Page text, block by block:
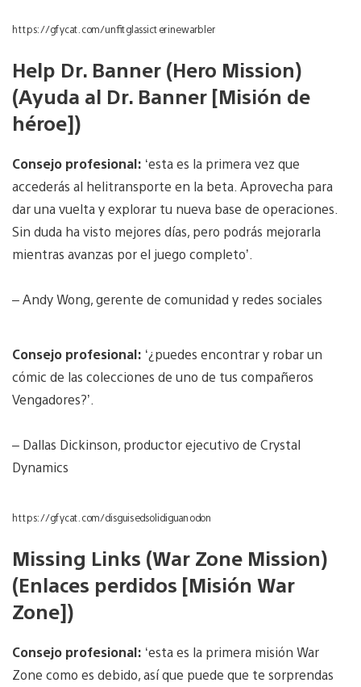
https://gfycat.com/unfitglassicterinewarbler
Help Dr. Banner (Hero Mission)
(Ayuda al Dr. Banner [Misión de
héroe])
Consejo profesional: ‘esta es la primera vez que
accederás al helitransporte en la beta. Aprovecha para
dar una vuelta y explorar tu nueva base de operaciones.
Sin duda ha visto mejores días, pero podrás mejorarla
mientras avanzas por el juego completo’.
– Andy Wong, gerente de comunidad y redes sociales
Consejo profesional: ‘¿puedes encontrar y robar un
cómic de las colecciones de uno de tus compañeros
Vengadores?’.
– Dallas Dickinson, productor ejecutivo de Crystal
Dynamics
https://gfycat.com/disguisedsolidiguanodon
Missing Links (War Zone Mission)
(Enlaces perdidos [Misión War
Zone])
Consejo profesional: ‘esta es la primera misión War
Zone como es debido, así que puede que te sorprendas